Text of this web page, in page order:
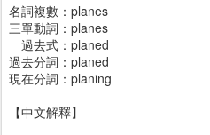
名詞複數：planes
三單動詞：planes
過去式：planed
過去分詞：planed
現在分詞：planing
【中文解釋】